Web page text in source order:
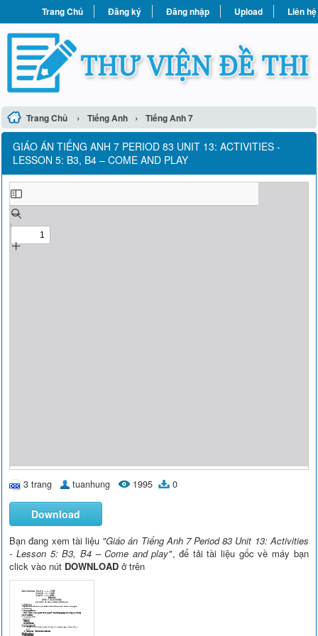
Trang Chủ Đăng ký Đăng nhập Upload Liên hệ
Trang Chủ › Tiếng Anh › Tiếng Anh 7
GIÁO ÁN TIẾNG ANH 7 PERIOD 83 UNIT 13: ACTIVITIES -
LESSON 5: B3, B4 – COME AND PLAY
3 trang tuanhung 1995 0
Download
Bạn đang xem tài liệu "Giáo án Tiếng Anh 7 Period 83 Unit 13: Activities
- Lesson 5: B3, B4 – Come and play", để tải tài liệu gốc về máy bạn
click vào nút DOWNLOAD ở trên